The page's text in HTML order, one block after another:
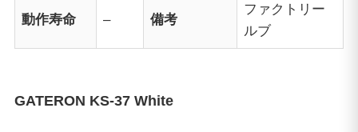
動作寿命 – 備考
ファクトリー
ルブ
GATERON KS-37 White